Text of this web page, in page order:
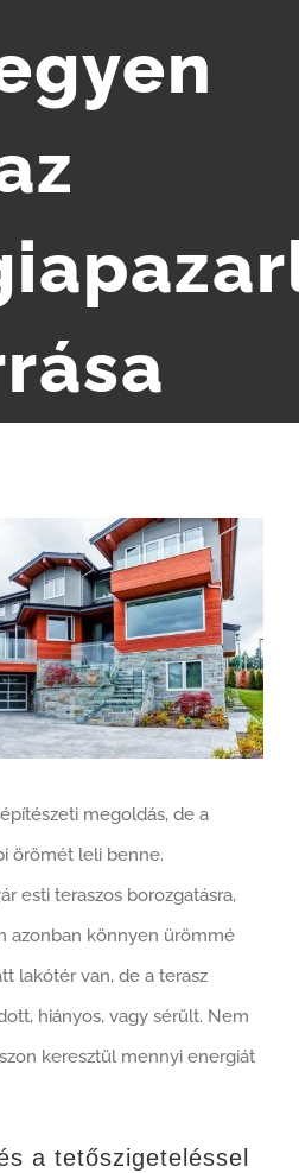
megoldás, de a
örömét leli benne.
esti teraszos borozgatásra,
azonban könnyen ürömmé
lakótér van, de a terasz
hiányos, vagy sérült. Nem
keresztül mennyi energiát
a tetőszigeteléssel